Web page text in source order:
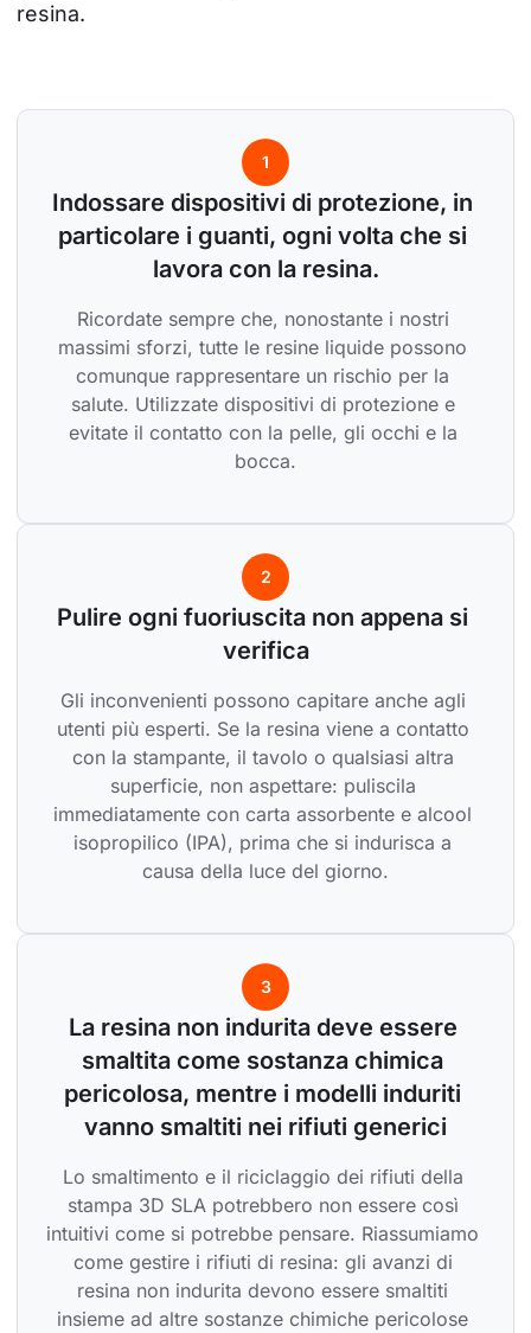
resina.
1
Indossare dispositivi di protezione, in
particolare i guanti, ogni volta che si
lavora con la resina.
Ricordate sempre che, nonostante i nostri
massimi sforzi, tutte le resine liquide possono
comunque rappresentare un rischio per la
salute. Utilizzate dispositivi di protezione e
evitate il contatto con la pelle, gli occhi e la
bocca.
2
Pulire ogni fuoriuscita non appena si
verifica
Gli inconvenienti possono capitare anche agli
utenti più esperti. Se la resina viene a contatto
con la stampante, il tavolo o qualsiasi altra
superficie, non aspettare: puliscila
immediatamente con carta assorbente e alcool
isopropilico (IPA), prima che si indurisca a
causa della luce del giorno.
3
La resina non indurita deve essere
smaltita come sostanza chimica
pericolosa, mentre i modelli induriti
vanno smaltiti nei rifiuti generici
Lo smaltimento e il riciclaggio dei rifiuti della
stampa 3D SLA potrebbero non essere così
intuitivi come si potrebbe pensare. Riassumiamo
come gestire i rifiuti di resina: gli avanzi di
resina non indurita devono essere smaltiti
insieme ad altre sostanze chimiche pericolose